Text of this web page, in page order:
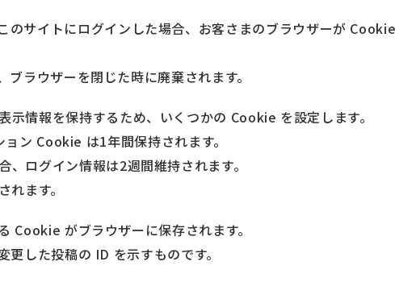
のサイトにログインした場合、お客さまのブラウザーが
ラウザーを閉じた時に廃棄されます。
示情報を保持するため、いくつかの Cookie を設定します。
ン Cookie は1年間保持されます。
、ログイン情報は2週間維持されます。
ます。
Cookie がブラウザーに保存されます。
した投稿の ID を示すものです。